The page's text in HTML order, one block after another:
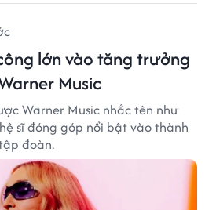
lớn vào tăng trưởng
Music
Warner Music nhắc tên như
sĩ đóng góp nổi bật vào thành
đoàn.